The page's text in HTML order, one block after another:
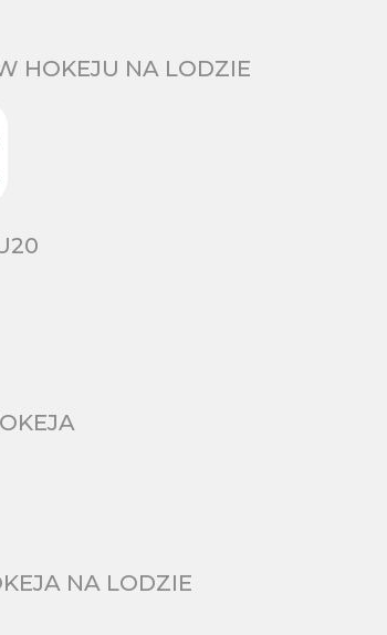
HOKEJU NA LODZIE
NA LODZIE